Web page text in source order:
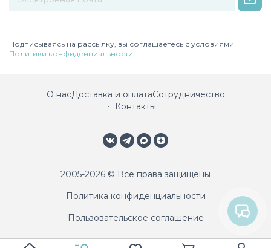
Подписываясь на рассылку, вы соглашаетесь с условиями
Политики конфиденциальности
О насДоставка и оплатаСотрудничество
Контакты
2005-2026 © Все права защищены
Политика конфиденциальности
Пользовательское соглашение